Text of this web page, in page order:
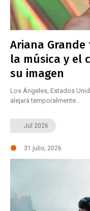
Ariana
la música y el
su imagen
Los Ángeles, Estados
alejará temporalmente…
Jul 2026
31 julio, 2026